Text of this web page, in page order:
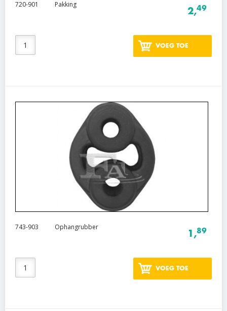
720-901 Pakking
2,49
VOEG TOE
743-903 Ophangrubber
1,89
VOEG TOE